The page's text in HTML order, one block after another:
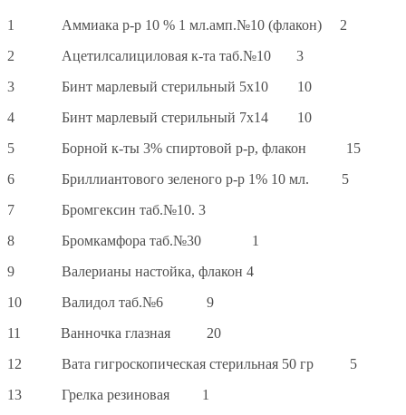
1 Аммиака р-р 10 % 1 мл.амп.№10 (флакон) 2
2 Ацетилсалициловая к-та таб.№10 3
3 Бинт марлевый стерильный 5х10 10
4 Бинт марлевый стерильный 7х14 10
5 Борной к-ты 3% спиртовой р-р, флакон 15
6 Бриллиантового зеленого р-р 1% 10 мл. 5
7 Бромгексин таб.№10. 3
8 Бромкамфора таб.№30 1
9 Валерианы настойка, флакон 4
10 Валидол таб.№6 9
11 Ванночка глазная 20
12 Вата гигроскопическая стерильная 50 гр 5
13 Грелка резиновая 1